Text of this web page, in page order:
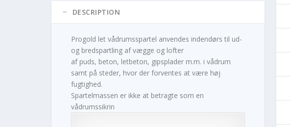
DESCRIPTION
Progold let vådrumsspartel anvendes indendørs til ud-
og bredspartling af vægge og lofter
af puds, beton, letbeton, gipsplader m.m. i vådrum
samt på steder, hvor der forventes at være høj
fugtighed.
Spartelmassen er ikke at betragte som en
vådrumssikrin